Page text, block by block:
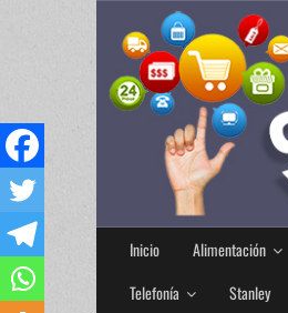
Inicio Alimentación
Telefonía
Stanley